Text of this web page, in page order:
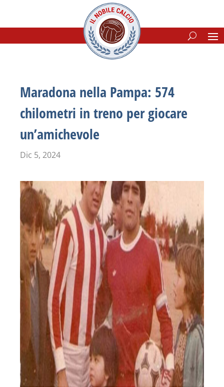
Maradona nella Pampa: 574
chilometri in treno per giocare
un’amichevole
Dic 5, 2024